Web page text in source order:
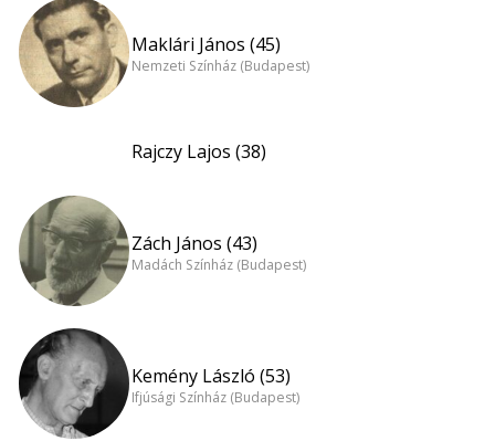
Maklári János (45)
Nemzeti Színház (Budapest)
Rajczy Lajos (38)
Zách János (43)
Madách Színház (Budapest)
Kemény László (53)
Ifjúsági Színház (Budapest)